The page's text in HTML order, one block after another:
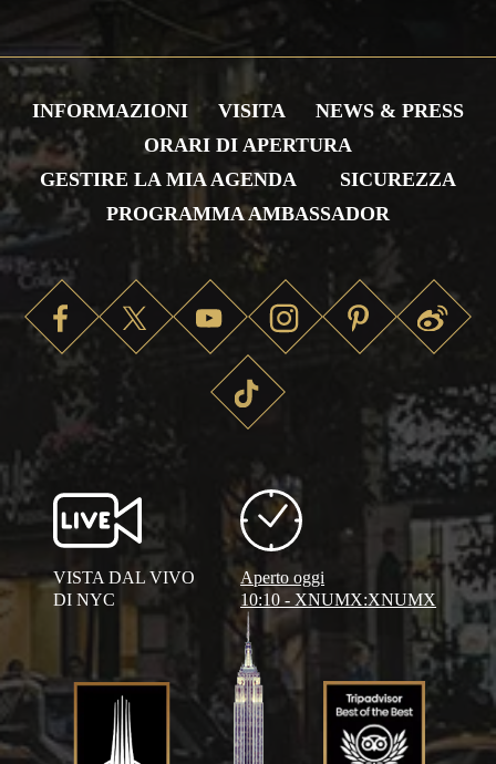
INFORMAZIONI VISITA
NEWS & PRESS
ORARI DI APERTURA
GESTIRE LA MIA AGENDA
SICUREZZA
PROGRAMMA AMBASSADOR
VISTA DAL VIVO
DI NYC
Aperto oggi
10:10 - XNUMX:XNUMX